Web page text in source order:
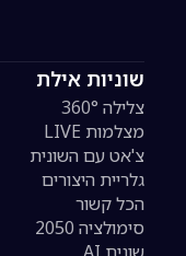
שוניות אילת
צלילה 360°
מצלמות LIVE
צ'אט עם השונית
גלריית היצורים
הכל קשור
סימולציה 2050
שונית AI